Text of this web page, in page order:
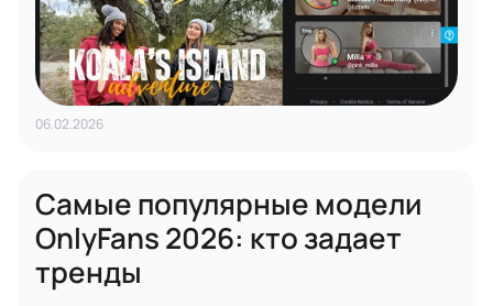
06.02.2026
Самые популярные модели
OnlyFans 2026: кто задает
тренды